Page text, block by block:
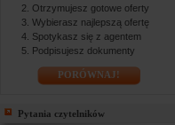
Otrzymujesz gotowe oferty
Wybierasz najlepszą ofertę
Spotykasz się z agentem
Podpisujesz dokumenty
PORÓWNAJ!
Pytania czytelników